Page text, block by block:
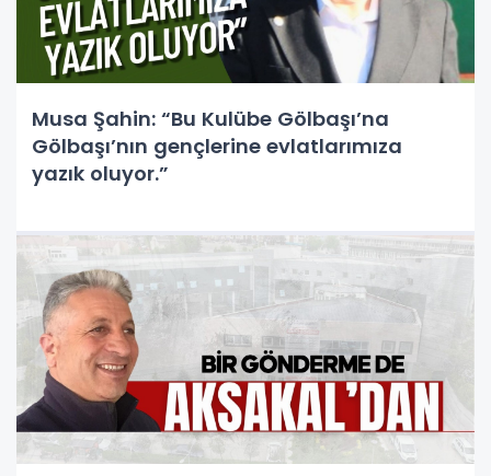
Musa Şahin: “Bu Kulübe Gölbaşı’na
Gölbaşı’nın gençlerine evlatlarımıza
yazık oluyor.”